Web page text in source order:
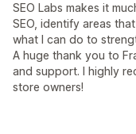
SEO Labs makes it
SEO, identify areas
what I can do to
A huge thank you to
and support. I highly
store owners!